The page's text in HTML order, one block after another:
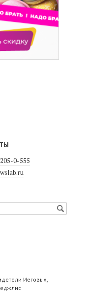
0-555
Иеговы»,